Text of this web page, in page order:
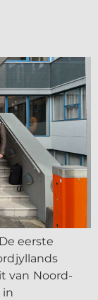
eerste
van Noord-
in